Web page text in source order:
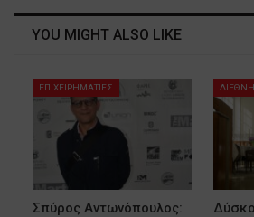
YOU MIGHT ALSO LIKE
ΕΠΙΧΕΙΡΗΜΑΤΙΕΣ
Σπύρος Αντωνόπουλος: